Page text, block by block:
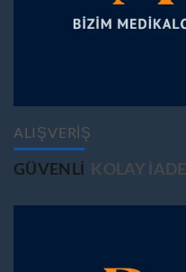
ALIŞVERİŞ
GÜVENLİ KOLAY İADE